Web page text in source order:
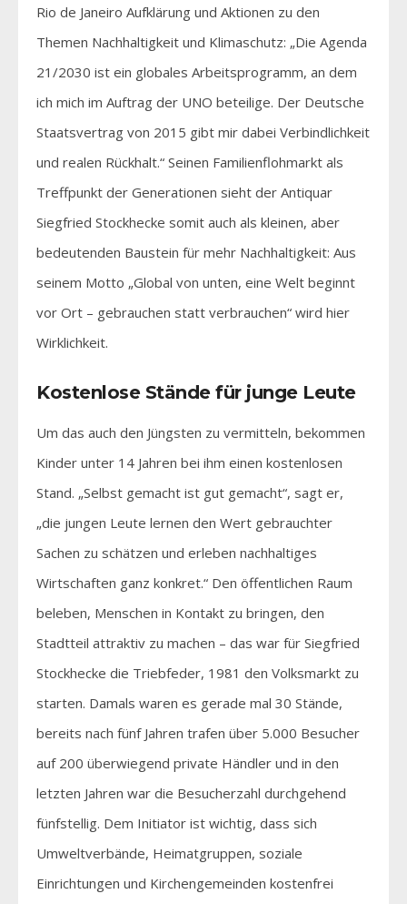
Rio de Janeiro Aufklärung und Aktionen zu den
Themen Nachhaltigkeit und Klimaschutz: „Die Agenda
21/2030 ist ein globales Arbeitsprogramm, an dem
ich mich im Auftrag der UNO beteilige. Der Deutsche
Staatsvertrag von 2015 gibt mir dabei Verbindlichkeit
und realen Rückhalt.“ Seinen Familienflohmarkt als
Treffpunkt der Generationen sieht der Antiquar
Siegfried Stockhecke somit auch als kleinen, aber
bedeutenden Baustein für mehr Nachhaltigkeit: Aus
seinem Motto „Global von unten, eine Welt beginnt
vor Ort – gebrauchen statt verbrauchen“ wird hier
Wirklichkeit.
Kostenlose Stände für junge Leute
Um das auch den Jüngsten zu vermitteln, bekommen
Kinder unter 14 Jahren bei ihm einen kostenlosen
Stand. „Selbst gemacht ist gut gemacht“, sagt er,
„die jungen Leute lernen den Wert gebrauchter
Sachen zu schätzen und erleben nachhaltiges
Wirtschaften ganz konkret.“ Den öffentlichen Raum
beleben, Menschen in Kontakt zu bringen, den
Stadtteil attraktiv zu machen – das war für Siegfried
Stockhecke die Triebfeder, 1981 den Volksmarkt zu
starten. Damals waren es gerade mal 30 Stände,
bereits nach fünf Jahren trafen über 5.000 Besucher
auf 200 überwiegend private Händler und in den
letzten Jahren war die Besucherzahl durchgehend
fünfstellig. Dem Initiator ist wichtig, dass sich
Umweltverbände, Heimatgruppen, soziale
Einrichtungen und Kirchengemeinden kostenfrei